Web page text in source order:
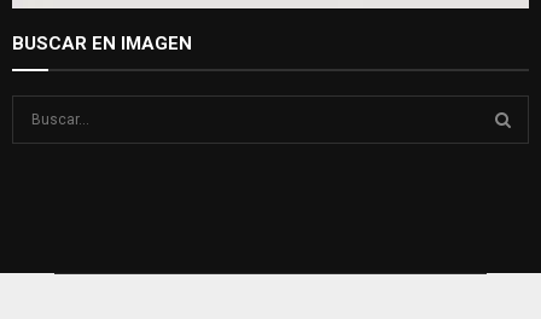
BUSCAR EN IMAGEN